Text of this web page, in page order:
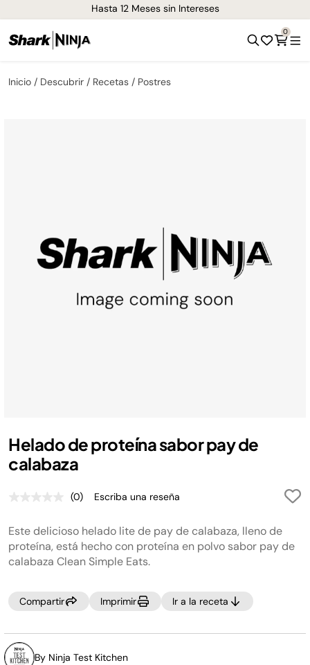
Hasta 12 Meses sin Intereses
0
Inicio Descubrir Recetas Postres
Helado de proteína sabor pay de
calabaza
Sin
Enlace
en
la
misma
página.
(0) Escriba una reseña
Este delicioso helado lite de pay de calabaza, lleno de
proteína, está hecho con proteína en polvo sabor pay de
calabaza Clean Simple Eats.
Compartir Imprimir Ir a la receta
By Ninja Test Kitchen